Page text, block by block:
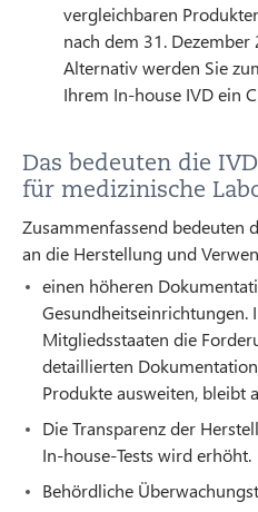
vergleichbaren
nach dem 31.
Alternativ werden Sie
Ihrem In-house IVD ein
Das bedeuten die
für medizinische
Zusammenfassend bedeuten
an die Herstellung und
einen höheren
Gesundheitseinrichtungen.
Mitgliedsstaaten die
detaillierten
Produkte ausweiten, bleibt
Die Transparenz der
In-house-Tests wird erhöht.
Behördliche